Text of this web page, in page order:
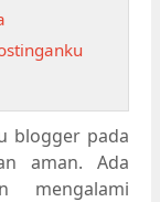
blogger pada
aman. Ada
mengalami